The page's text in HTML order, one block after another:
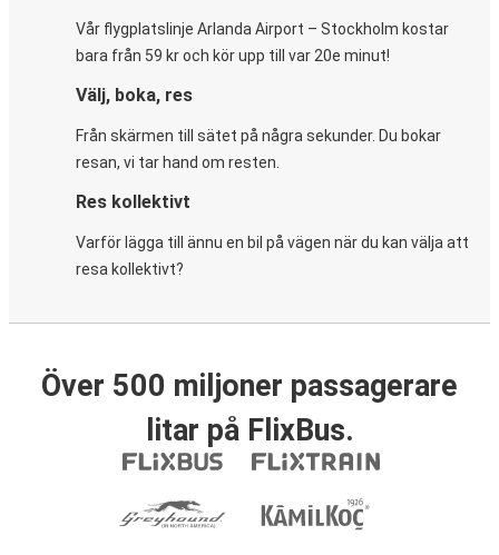
Vår flygplatslinje Arlanda Airport – Stockholm kostar
bara från 59 kr och kör upp till var 20e minut!
Välj, boka, res
Från skärmen till sätet på några sekunder. Du bokar
resan, vi tar hand om resten.
Res kollektivt
Varför lägga till ännu en bil på vägen när du kan välja att
resa kollektivt?
Över 500 miljoner passagerare
litar på FlixBus.